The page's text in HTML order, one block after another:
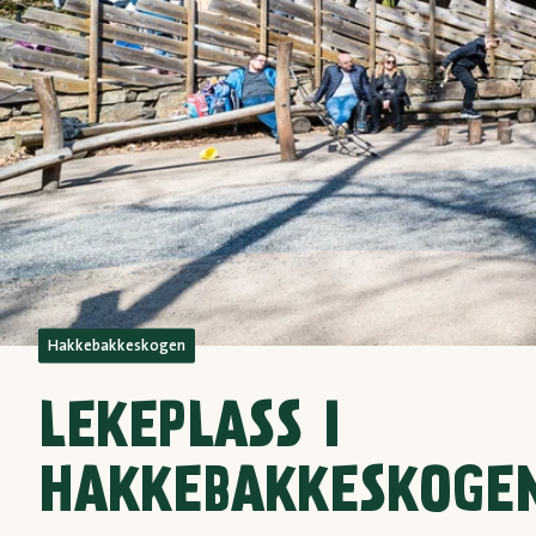
Hakkebakkeskogen
LEKEPLASS I